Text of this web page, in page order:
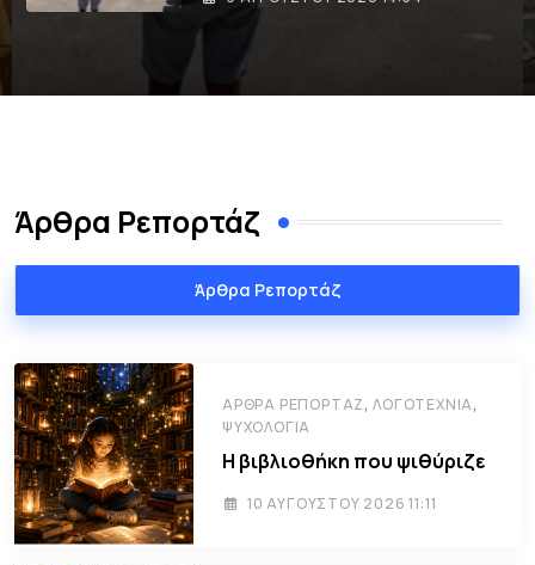
Άρθρα Ρεπορτάζ
Άρθρα Ρεπορτάζ
ΆΡΘΡΑ ΡΕΠΟΡΤΆΖ,ΛΟΓΟΤΕΧΝΊΑ,
ΨΥΧΟΛΟΓΊΑ
Η βιβλιοθήκη που ψιθύριζε
10 ΑΥΓΟΎΣΤΟΥ 2026 11:11